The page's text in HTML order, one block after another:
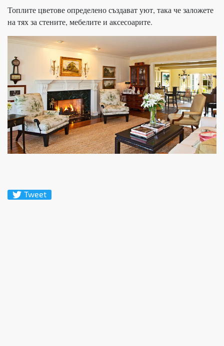
Топлите цветове определено създават уют, така че заложете
на тях за стените, мебелите и аксесоарите.
Tweet